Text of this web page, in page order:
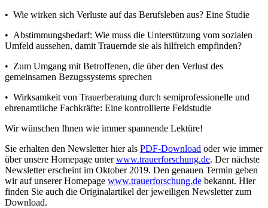
• Wie wirken sich Verluste auf das Berufsleben aus? Eine Studie
• Abstimmungsbedarf: Wie muss die Unterstützung vom sozialen
Umfeld aussehen, damit Trauernde sie als hilfreich empfinden?
• Zum Umgang mit Betroffenen, die über den Verlust des
gemeinsamen Bezugssystems sprechen
• Wirksamkeit von Trauerberatung durch semiprofessionelle und
ehrenamtliche Fachkräfte: Eine kontrollierte Feldstudie
Wir wünschen Ihnen wie immer spannende Lektüre!
Sie erhalten den Newsletter hier als PDF-Download oder wie immer
über unsere Homepage unterwww.trauerforschung.de. Der nächste
Newsletter erscheint im Oktober 2019. Den genauen Termin geben
wir auf unserer Homepage www.trauerforschung.de bekannt. Hier
finden Sie auch die Originalartikel der jeweiligen Newsletter zum
Download.